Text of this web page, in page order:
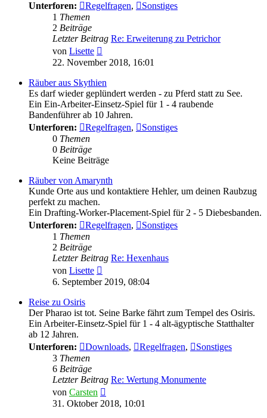
Unterforen:
Regelfragen,
Sonstiges
1 Themen
2 Beiträge
Letzter Beitrag Re: Erweiterung zu Petrichor
von Lisette
Beitrag
22. November 2018, 16:01
Räuber aus Skythien
Es darf wieder geplündert werden - zu Pferd statt zu See.
Ein Ein-Arbeiter-Einsetz-Spiel für 1 - 4 raubende
Bandenführer ab 10 Jahren.
Unterforen:
Regelfragen,
Sonstiges
0 Themen
0 Beiträge
Keine Beiträge
Räuber von Amarynth
Kunde Orte aus und kontaktiere Hehler, um deinen Raubzug
perfekt zu machen.
Ein Drafting-Worker-Placement-Spiel für 2 - 5 Diebesbanden.
Unterforen:
Regelfragen,
Sonstiges
1 Themen
2 Beiträge
Letzter Beitrag Re: Hexenhaus
von Lisette
Beitrag
6. September 2019, 08:04
Reise zu Osiris
Der Pharao ist tot. Seine Barke fährt zum Tempel des Osiris.
Ein Arbeiter-Einsetz-Spiel für 1 - 4 alt-ägyptische Statthalter
ab 12 Jahren.
Unterforen:
Downloads, Regelfragen,
Sonstiges
3 Themen
6 Beiträge
Letzter Beitrag Re: Wertung Monumente
von Carsten
Beitrag
31. Oktober 2018, 10:01